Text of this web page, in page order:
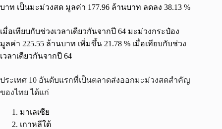
บาท เป็นมะม่วงสด มูลค่า 177.96 ล้านบาท ลดลง 38.13 %
เมื่อเทียบกับช่วงเวลาเดียวกันจากปี 64 มะม่วงกระป๋อง
มูลค่า 225.55 ล้านบาท เพิ่มขึ้น 21.78 % เมื่อเทียบกับช่วง
เวลาเดียวกันจากปี 64
ประเทศ 10 อันดับแรกที่เป็นตลาดส่งออกมะม่วงสดสำคัญ
ของไทย ได้แก่
มาเลเซีย
เกาหลีใต้